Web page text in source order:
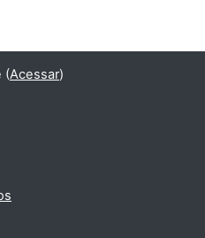
(Acessar)